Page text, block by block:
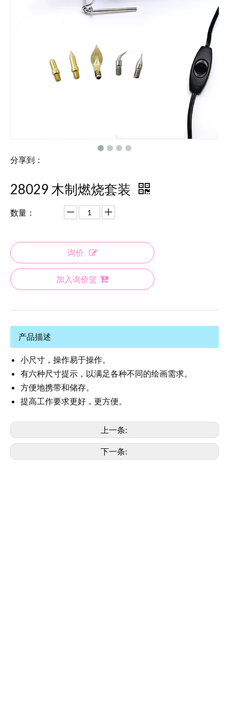
分享到：
28029 木制燃烧套装
数量：
询价
加入询价篮
产品描述
小尺寸，操作易于操作。
有六种尺寸提示，以满足各种不同的绘画需求。
方便地携带和储存。
提高工作要求更好，更方便。
上一条:
下一条: